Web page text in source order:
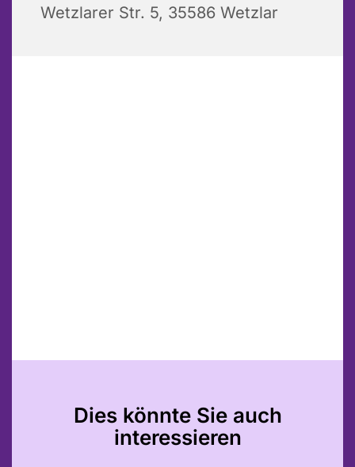
Wetzlarer Str. 5, 35586 Wetzlar
Dies könnte Sie auch
interessieren